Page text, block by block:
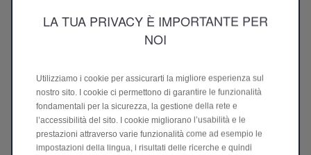
LA TUA PRIVACY È IMPORTANTE PER
NOI
Utilizziamo i cookie per assicurarti la migliore esperienza sul
nostro sito. I cookie ci permettono di garantire le funzionalità
fondamentali per la sicurezza, la gestione della rete e
l’accessibilità del sito. I cookie migliorano l’usabilità e le
prestazioni attraverso varie funzionalità come ad esempio le
impostazioni della lingua, i risultati delle ricerche e quindi